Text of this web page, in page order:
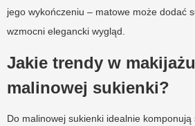
jego wykończeniu – matowe może dodać
wzmocni elegancki wygląd.
Jakie trendy w
malinowej sukienki?
Do malinowej sukienki idealnie